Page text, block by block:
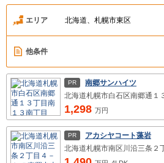
エリア 北海道、札幌市東区
他条件
PR
南郷サンハイツ
1,298 万円
PR
アカシヤコート藻岩
北海道札幌市南区川沿三条２